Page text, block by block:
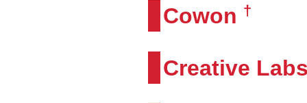
Cowon †
Creative